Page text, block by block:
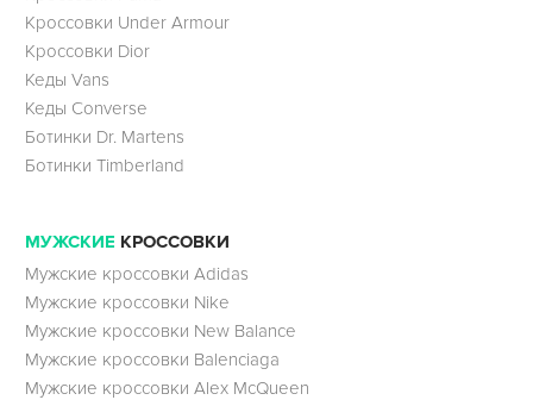
Кроссовки Under Armour
Кроссовки Dior
Кеды Vans
Кеды Converse
Ботинки Dr. Martens
Ботинки Timberland
МУЖСКИЕ КРОССОВКИ
Мужские кроссовки Adidas
Мужские кроссовки Nike
Мужские кроссовки New Balance
Мужские кроссовки Balenciaga
Мужские кроссовки Alex McQueen